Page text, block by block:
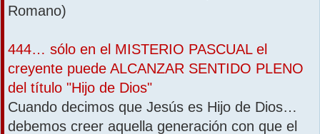
Romano)
444… sólo en el MISTERIO PASCUAL el
creyente puede ALCANZAR SENTIDO PLENO
del título "Hijo de Dios"
Cuando decimos que Jesús es Hijo de Dios…
debemos creer aquella generación con que el